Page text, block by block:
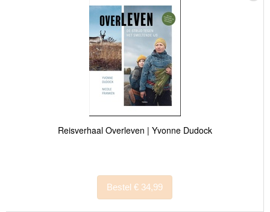
Reisverhaal Overleven | Yvonne Dudock
Bestel € 34,99